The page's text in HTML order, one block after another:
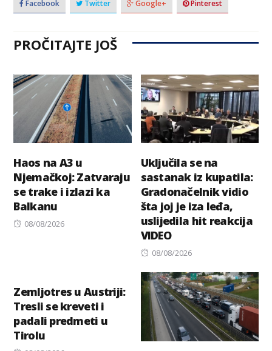
Facebook Twitter Google+ Pinterest
PROČITAJTE JOŠ
Haos na A3 u
Njemačkoj: Zatvaraju
se trake i izlazi ka
Balkanu
Posted
08/08/2026
Uključila se na
sastanak iz kupatila:
Gradonačelnik vidio
šta joj je iza leđa,
uslijedila hit reakcija
VIDEO
Posted
08/08/2026
Zemljotres u Austriji:
Tresli se kreveti i
padali predmeti u
Tirolu